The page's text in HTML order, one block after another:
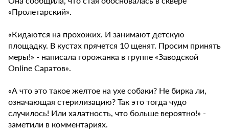
«Пролетарский».
«Кидаются на прохожих. И занимают детскую
площадку. В кустах прячется 10 щенят. Просим принять
меры!» - написала горожанка в группе «Заводской
Online Саратов».
«А что это такое желтое на ухе собаки? Не бирка ли,
означающая стерилизацию? Так это тогда чудо
случилось! Или халатность, что больше вероятно!» -
заметили в комментариях.